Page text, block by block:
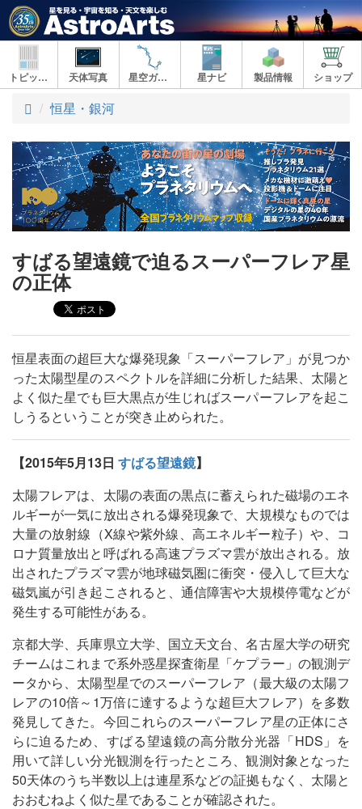
トピックス 天体写真 星空ガイド 星ナビ 製品情報 ショップ
ト
プ
恒星・銀河
すばる望遠鏡で迫るスーパーフレア星
の正体
恒星表面の超巨大な爆発現象「スーパーフレア」が見つか
った太陽型星のスペクトルを詳細に分析した結果、太陽と
よく似た星でも巨大黒点が生じればスーパーフレアを起こ
しうるということが突き止められた。
【2015年5月13日 すばる望遠鏡】
太陽フレアは、太陽の表面の黒点に蓄えられた磁場のエネ
ルギーが一気に放出される爆発現象で、大規模なものでは
大量の放射線（X線や紫外線、高エネルギー粒子）や、コ
ロナ質量放出と呼ばれる高速プラズマ雲が放出される。放
出されたプラズマ雲が地球磁気圏に衝突・侵入して巨大な
磁気嵐が引き起こされると、通信障害や大規模停電などが
発生する可能性がある。
京都大学、兵庫県立大学、国立天文台、名古屋大学の研究
チームはこれまで系外惑星探査衛星「ケプラー」の観測デ
ータから、太陽型星でのスーパーフレア（最大級の太陽フ
レアの10倍～1万倍に達するような超巨大フレア）を多数
発見してきた。今回これらのスーパーフレア星の正体にさ
らに迫るため、すばる望遠鏡の高分散分光器「HDS」を
用いて詳しい分光観測を行ったところ、観測対象となった
50天体のうち半数以上は連星系などの証拠もなく、太陽と
おおむねよく似た星であることが確認された。